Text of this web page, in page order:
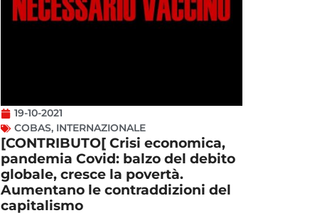
19-10-2021
COBAS, INTERNAZIONALE
[CONTRIBUTO[ Crisi economica,
pandemia Covid: balzo del debito
globale, cresce la povertà.
Aumentano le contraddizioni del
capitalismo